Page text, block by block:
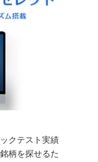
クテスト実績
柄を探せるた